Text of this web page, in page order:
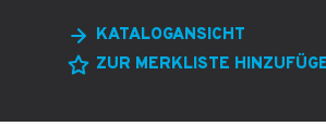
KATALOGANSICHT
ZUR MERKLISTE